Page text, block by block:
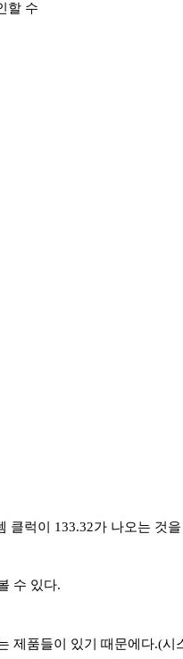
할 수
클럭이 133.32가 나오는 것
수 있다.
제품들이 있기 때문에다.(시